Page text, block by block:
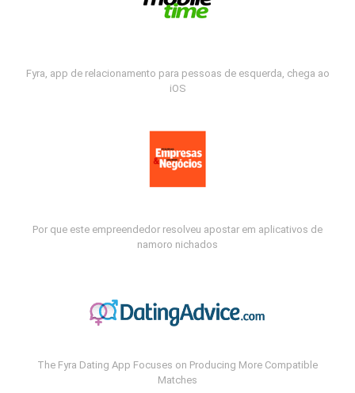
Fyra, app de relacionamento para pessoas de esquerda, chega ao
iOS
Por que este empreendedor resolveu apostar em aplicativos de
namoro nichados
The Fyra Dating App Focuses on Producing More Compatible
Matches